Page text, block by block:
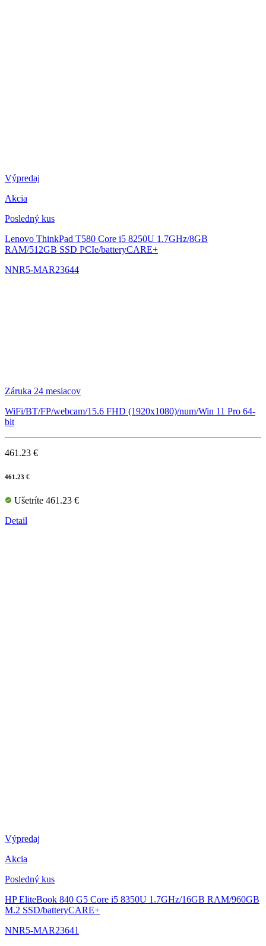
Výpredaj
Akcia
Posledný kus
Lenovo ThinkPad T580 Core i5 8250U 1.7GHz/8GB
RAM/512GB SSD PCIe/batteryCARE+
NNR5-MAR23644
Záruka 24 mesiacov
WiFi/BT/FP/webcam/15.6 FHD (1920x1080)/num/Win 11 Pro 64-
bit
461.23 €
461.23 €
Ušetríte 461.23 €
Detail
Výpredaj
Akcia
Posledný kus
HP EliteBook 840 G5 Core i5 8350U 1.7GHz/16GB RAM/960GB
M.2 SSD/batteryCARE+
NNR5-MAR23641